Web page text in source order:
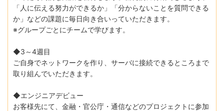
「人に伝える努力ができるか」「分からないことを質問できる
か」などの課題に毎日向き合いっていただきます。
※グループごとにチームで学びます。
◆3～4週目
ご自身でネットワークを作り、サーバに接続できるところまで
取り組んでいただきます。
◆エンジニアデビュー
お客様先にて、金融・官公庁・通信などのプロジェクトに参加